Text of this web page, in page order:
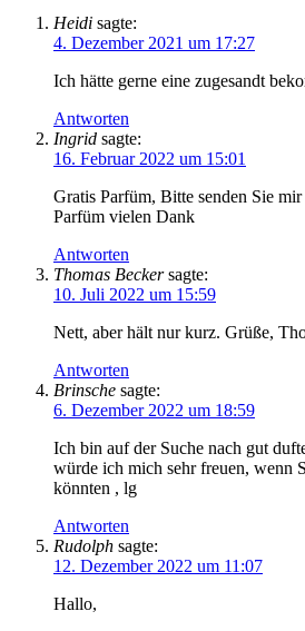
Heidi sagte:
4. Dezember 2021 um 17:27
Ich hätte gerne eine zugesandt
Antworten
Ingrid sagte:
16. Februar 2022 um 15:01
Gratis Parfüm, Bitte senden Sie
Parfüm vielen Dank
Antworten
Thomas Becker sagte:
10. Juli 2022 um 15:59
Nett, aber hält nur kurz. Grüße,
Antworten
Brinsche sagte:
6. Dezember 2022 um 18:59
Ich bin auf der Suche nach gut
würde ich mich sehr freuen, wenn
könnten , lg
Antworten
Rudolph sagte:
12. Dezember 2022 um 11:07
Hallo,